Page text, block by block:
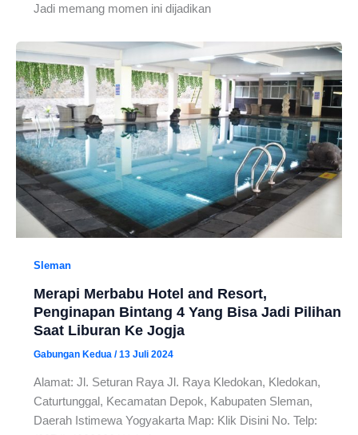
Jadi memang momen ini dijadikan
Sleman
Merapi Merbabu Hotel and Resort,
Penginapan Bintang 4 Yang Bisa Jadi Pilihan
Saat Liburan Ke Jogja
Gabungan Kedua /13 Juli 2024
Alamat: Jl. Seturan Raya Jl. Raya Kledokan, Kledokan,
Caturtunggal, Kecamatan Depok, Kabupaten Sleman,
Daerah Istimewa Yogyakarta Map: Klik Disini No. Telp: